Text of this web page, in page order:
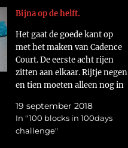
Bijna op de helft.
Het gaat de goede kant op
met het maken van Cadence
Court. De eerste acht rijen
zitten aan elkaar. Rijtje negen
en tien moeten alleen nog in
foto ziet.
https://flic.kr/p/29RpMVe
Voordat ik ze in elkaar zet wil
19 september 2018
In "100 blocks in 100days
challenge"